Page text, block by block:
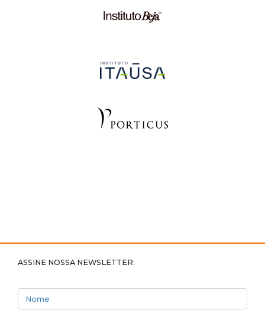
ASSINE NOSSA NEWSLETTER: